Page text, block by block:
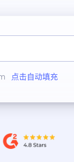
点击自动填充